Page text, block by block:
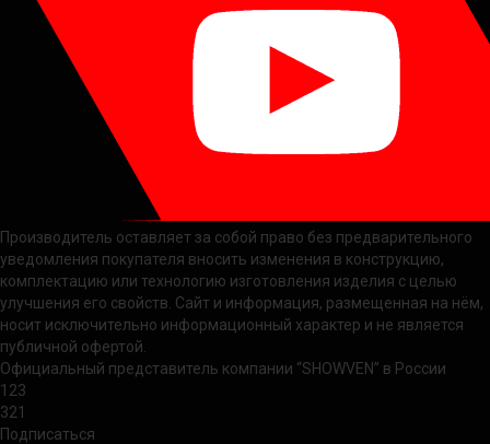
Производитель оставляет за собой право без предварительного
уведомления покупателя вносить изменения в конструкцию,
комплектацию или технологию изготовления изделия с целью
улучшения его свойств. Сайт и информация, размещенная на нём,
носит исключительно информационный характер и не является
публичной офертой.
Официальный представитель компании “SHOWVEN” в России
123
321
Подписаться